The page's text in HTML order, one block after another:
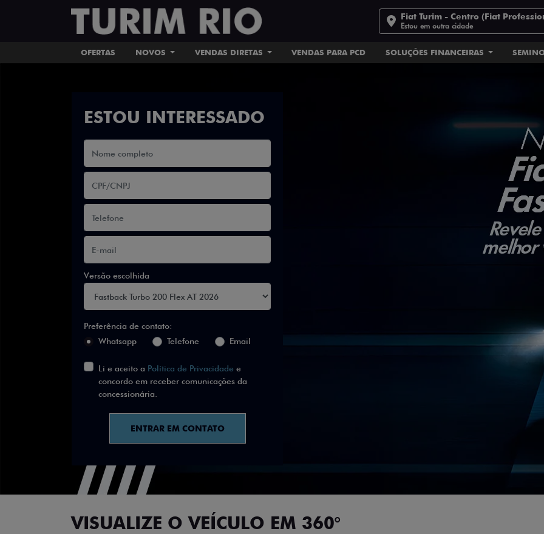
Fiat Turim - Centro (Fiat
Estou em outra cidade
OFERTAS NOVOS VENDAS DIRETAS VENDAS PARA PCD SOLUÇÕES FINANCEIRAS
ESTOU INTERESSADO
Versão escolhida
Preferência de contato:
Whatsapp
Telefone Email
Li e aceito a Política de Privacidade e
concordo em receber comunicações da
concessionária.
ENTRAR EM CONTATO
VISUALIZE O VEÍCULO EM 360°